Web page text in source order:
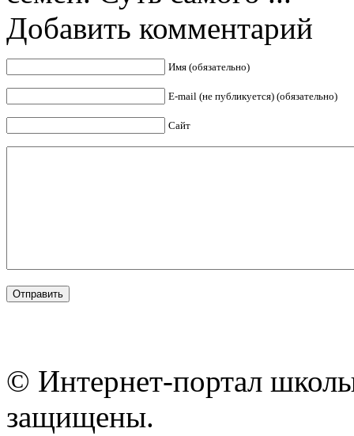
Добавить комментарий
Имя (обязательно)
E-mail (не публикуется) (обязательно)
Сайт
© Интернет-портал
защищены.